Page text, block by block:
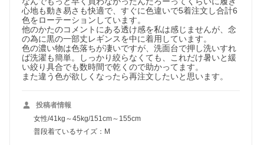
心地も動き易さも快適で、すぐに色違いで5着注文し合計6
色をローテーションしています。
他のかたのコメントにある透け感を私は感じませんが、念
の為に黒の一部丈レギンスを中に着用しています。
色の濃い物は色落ちが凄いですが、洗面台で押し洗いすれ
ば洗濯も簡単。しっかり絞らなくても、これだけ暑いと緩
い絞り具合でも数時間で乾くので助かってます。
また違う色が欲しくなったら再注文したいと思います。
投稿者情報
女性/41kg～45kg/151cm～155cm
普段着ているサイズ：M